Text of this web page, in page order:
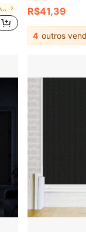
em Porta de sombra e cobertura de janela R$41,39
4 outros